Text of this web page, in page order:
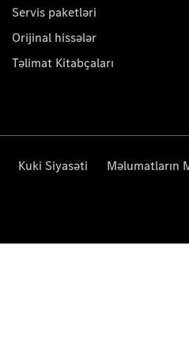
Servis paketləri
Orijinal hissələr
Təlimat Kitabçaları
Kuki Siyasəti Məlumatların